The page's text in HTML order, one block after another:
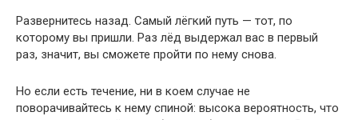
Развернитесь назад. Самый лёгкий путь — тот, по
которому вы пришли. Раз лёд выдержал вас в первый
раз, значит, вы сможете пройти по нему снова.
Но если есть течение, ни в коем случае не
поворачивайтесь к нему спиной: высока вероятность, что